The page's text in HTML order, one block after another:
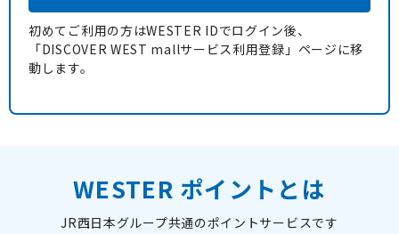
初めてご利用の方はWESTER IDでログイン後、
「DISCOVER WEST mallサービス利用登録」ページに移
動します。
WESTER ポイントとは
JR西日本グループ共通のポイントサービスです